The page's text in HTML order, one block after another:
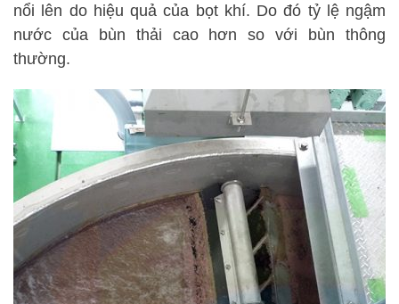
nổi lên do hiệu quả của bọt khí. Do đó tỷ lệ ngậm
nước của bùn thải cao hơn so với bùn thông
thường.